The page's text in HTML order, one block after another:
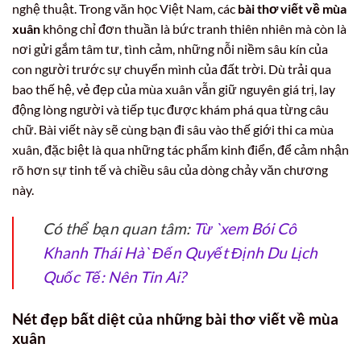
nghệ thuật. Trong văn học Việt Nam, các bài thơ viết về mùa
xuân không chỉ đơn thuần là bức tranh thiên nhiên mà còn là
nơi gửi gắm tâm tư, tình cảm, những nỗi niềm sâu kín của
con người trước sự chuyển mình của đất trời. Dù trải qua
bao thế hệ, vẻ đẹp của mùa xuân vẫn giữ nguyên giá trị, lay
động lòng người và tiếp tục được khám phá qua từng câu
chữ. Bài viết này sẽ cùng bạn đi sâu vào thế giới thi ca mùa
xuân, đặc biệt là qua những tác phẩm kinh điển, để cảm nhận
rõ hơn sự tinh tế và chiều sâu của dòng chảy văn chương
này.
Có thể bạn quan tâm: Từ `xem Bói Cô
Khanh Thái Hà` Đến Quyết Định Du Lịch
Quốc Tế: Nên Tin Ai?
Nét đẹp bất diệt của những bài thơ viết về mùa
xuân